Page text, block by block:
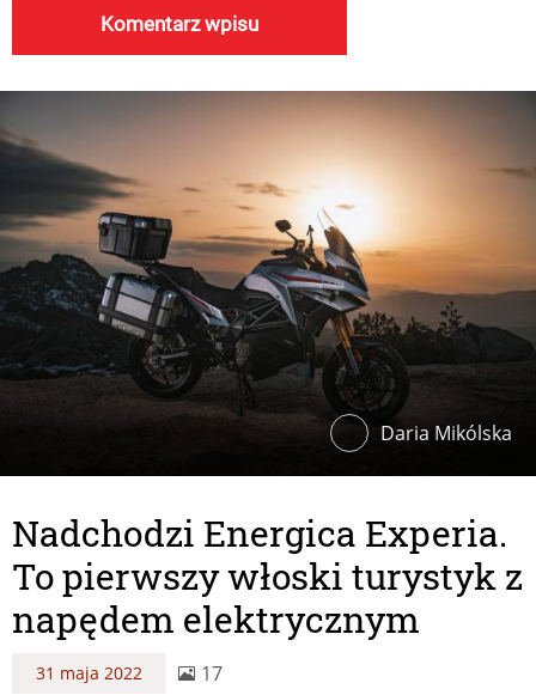
Daria Mikólska
Nadchodzi Energica Experia.
To pierwszy włoski turystyk z
napędem elektrycznym
31 maja 2022 17